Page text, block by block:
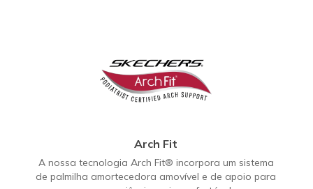
Arch Fit
A nossa tecnologia Arch Fit® incorpora um sistema
de palmilha amortecedora amovível e de apoio para